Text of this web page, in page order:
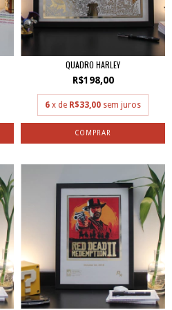
QUADRO HARLEY
R$198,00
6 x de R$33,00 sem juros